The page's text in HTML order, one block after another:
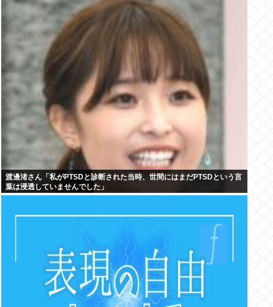
渡邊渚さん「私がPTSDと診断された当時、世間にはまだPTSDという言
葉は浸透していませんでした」